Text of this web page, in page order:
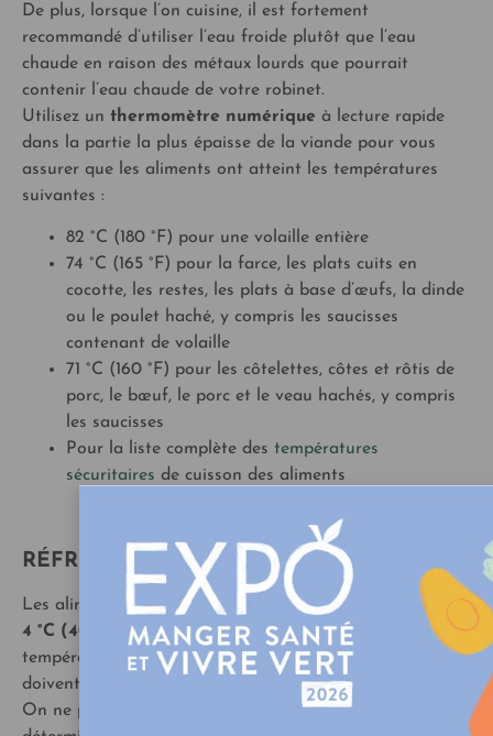
De plus, lorsque l’on cuisine, il est fortement
recommandé d’utiliser l’eau froide plutôt que l’eau
chaude en raison des métaux lourds que pourrait
contenir l’eau chaude de votre robinet.
Utilisez un thermomètre numérique à lecture rapide
dans la partie la plus épaisse de la viande pour vous
assurer que les aliments ont atteint les températures
suivantes :
82 °C (180 °F) pour une volaille entière
74 °C (165 °F) pour la farce, les plats cuits en
cocotte, les restes, les plats à base d’œufs, la dinde
ou le poulet haché, y compris les saucisses
contenant de volaille
71 °C (160 °F) pour les côtelettes, côtes et rôtis de
porc, le bœuf, le porc et le veau hachés, y compris
les saucisses
Pour la liste complète des températures
sécuritaires de cuisson des aliments
RÉFRIGÉREZ
Les aliments froids doivent rester au froid donc sous les
4 °C (40 °F
). Les aliments périssables laissés à la
température de la pièce pendant plus de2 heures
doivent être jetés.
On ne peut se fier
ni au goût